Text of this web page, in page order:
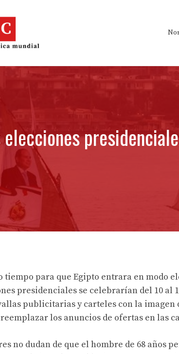
tiempo para que Egipto entrara en modo
presidenciales se celebrarían del 10 al
publicitarias y carteles con la imagen
los anuncios de ofertas en las
no dudan de que el hombre de 68 años